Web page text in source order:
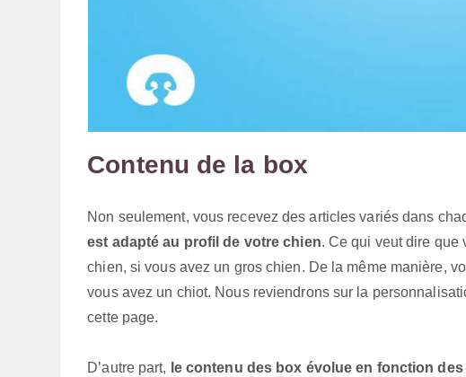
Contenu de la box
Non seulement, vous recevez des articles variés dans
est adapté au profil de votre chien. Ce qui veut dire que
chien, si vous avez un gros chien. De la même manière,
vous avez un chiot. Nous reviendrons sur la
cette page.
D’autre part, le contenu des box évolue en fonction